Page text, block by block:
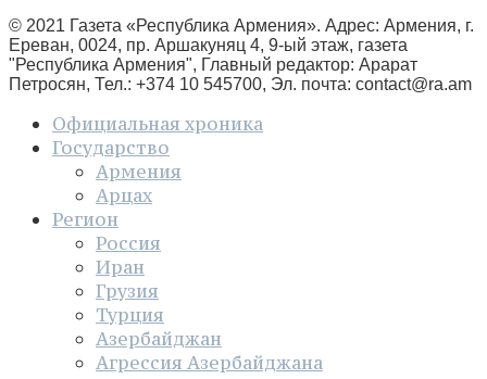
© 2021 Газета «Республика Армения». Адрес: Армения, г.
Ереван, 0024, пр. Аршакуняц 4, 9-ый этаж, газета
"Республика Армения", Главный редактор: Арарат
Петросян, Тел.: +374 10 545700, Эл. почта: contact@ra.am
Официальная хроника
Государство
Армения
Арцах
Регион
Россия
Иран
Грузия
Турция
Азербайджан
Агрессия Азербайджана